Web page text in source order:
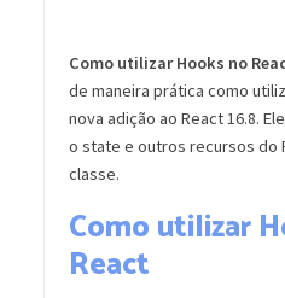
Como utilizar Hooks no
de maneira prática como
nova adição ao React 16.8.
o state e outros recursos do
classe.
Como utilizar
React